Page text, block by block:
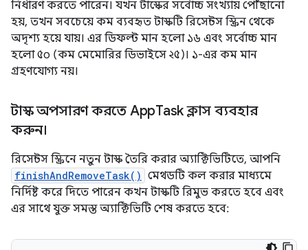
নির্ধারণ করতে পারেন। যখন টাস্কের সর্বোচ্চ সংখ্যায় পৌঁছানো
হয়, তখন সবচেয়ে কম ব্যবহৃত টাস্কটি রিসেন্টস স্ক্রিন থেকে
অদৃশ্য হয়ে যায়। এর ডিফল্ট মান হলো ১৬ এবং সর্বোচ্চ মান
হলো ৫০ (কম মেমোরির ডিভাইসে ২৫)। ১-এর কম মান
গ্রহণযোগ্য নয়।
টাস্ক অপসারণ করতে AppTask ক্লাস ব্যবহার
করুন।
রিসেন্টস স্ক্রিনে নতুন টাস্ক তৈরি করার অ্যাক্টিভিটিতে, আপনি
finishAndRemoveTask() মেথডটি কল করার মাধ্যমে
নির্দিষ্ট করে দিতে পারেন কখন টাস্কটি রিমুভ করতে হবে এবং
এর সাথে যুক্ত সমস্ত অ্যাক্টিভিটি শেষ করতে হবে: